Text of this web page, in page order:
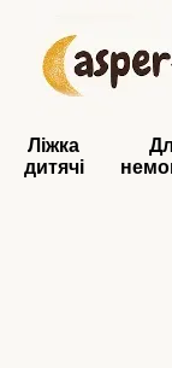
Ліжка
дитячі